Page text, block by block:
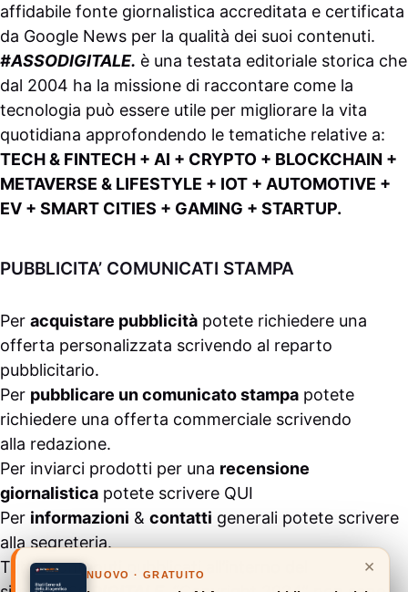
affidabile fonte giornalistica accreditata e certificata
da Google News per la qualità dei suoi contenuti.
#ASSODIGITALE. è una testata editoriale storica che
dal 2004 ha la missione di raccontare come la
tecnologia può essere utile per migliorare la vita
quotidiana approfondendo le tematiche relative a:
TECH & FINTECH + AI + CRYPTO + BLOCKCHAIN +
METAVERSE & LIFESTYLE + IOT + AUTOMOTIVE +
EV + SMART CITIES + GAMING + STARTUP.
PUBBLICITA’ COMUNICATI STAMPA
Per acquistare pubblicità potete richiedere una
offerta personalizzata scrivendo al reparto
pubblicitario.
Per pubblicare un comunicato stampa potete
richiedere una offerta commerciale scrivendo
alla redazione.
Per inviarci prodotti per una recensione
giornalistica potete scrivere QUI
Per informazioni & contatti generali potete scrivere
alla segreteria.
Tutti i contenuti pubblicati all’interno del
×
NUOVO · GRATUITO